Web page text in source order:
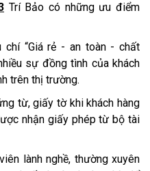
Trí Bảo có những ưu điểm
“Giá rẻ - an toàn - chất
sự đồng tình của khách
trên thị trường.
từ, giấy tờ khi khách hàng
nhận giấy phép từ bộ tài
lành nghề, thường xuyên